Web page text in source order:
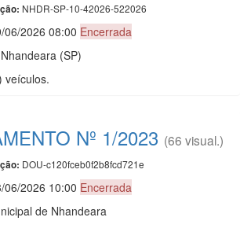
NHDR-SP-10-42026-522026
06/2026 08:00 Encerrada
(SP)
veículos.
Nº 1/2023 (66 visual.)
DOU-c120fceb0f2b8fcd721e
06/2026 10:00 Encerrada
de Nhandeara